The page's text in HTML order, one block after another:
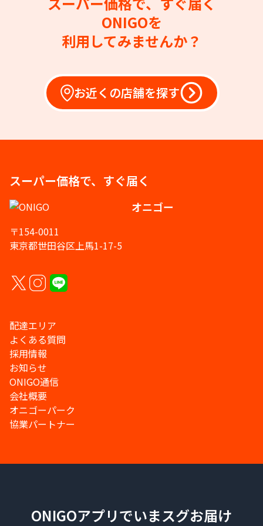
ONIGOを
利用してみませんか？
お近くの店舗を探す
スーパー価格で、すぐ届く
オニゴー
〒154-0011
東京都世田谷区上馬1-17-5
配達エリア
よくある質問
採用情報
お知らせ
ONIGO通信
会社概要
オニゴーパーク
協業パートナー
ONIGOアプリでいまスグお届け